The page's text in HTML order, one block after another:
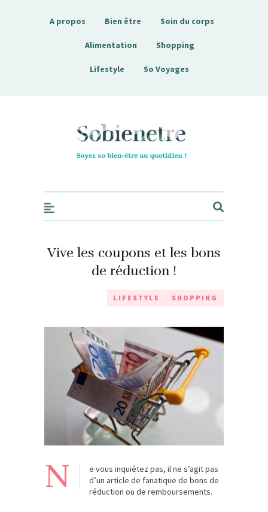
A propos Bien être Soin du corps
Alimentation Shopping
Lifestyle So Voyages
Sobienetre
Vive les coupons et les bons
de réduction !
LIFESTYLE SHOPPING
N
e vous inquiétez pas, il ne s’agit pas
d’un article de fanatique de bons de
réduction ou de remboursements.